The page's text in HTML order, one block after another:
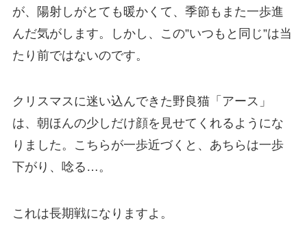
が、陽射しがとても暖かくて、季節もまた一歩進
んだ気がします。しかし、この”いつもと同じ”は当
たり前ではないのです。
クリスマスに迷い込んできた野良猫「アース」
は、朝ほんの少しだけ顔を見せてくれるようにな
りました。こちらが一歩近づくと、あちらは一歩
下がり、唸る…。
これは長期戦になりますよ。